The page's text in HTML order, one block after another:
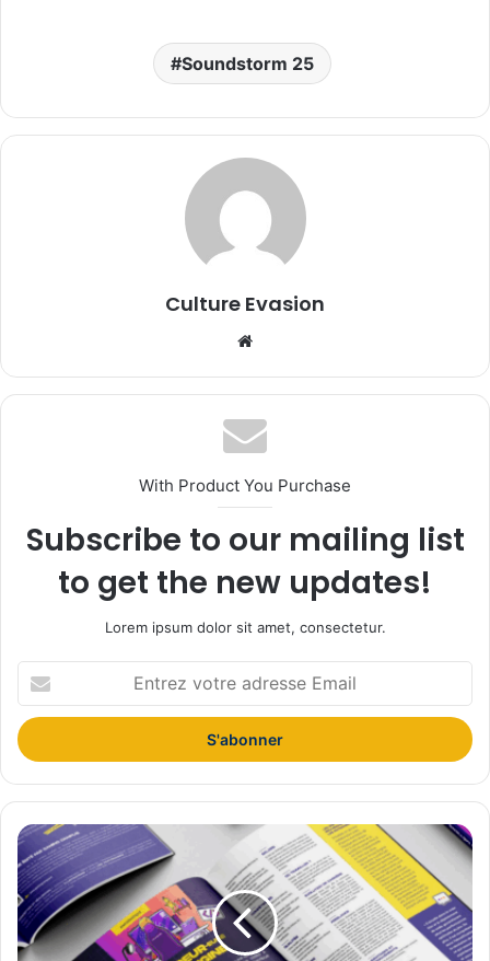
Soundstorm 25
Culture Evasion
te
With Product You Purchase
Subscribe to our mailing list
to get the new updates!
Lorem ipsum dolor sit amet, consectetur.
r
z
o
t
r
e
a
d
P
a
r
i
s
G